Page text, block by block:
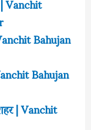
Bahujan
Bahujan
| Vanchit